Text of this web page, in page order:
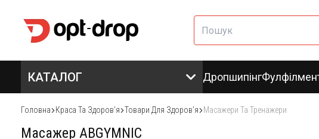
КАТАЛОГ Дропшипінг
Головна Краса Та Здоровʼя Товари Для Здоровʼя Масажери Та Тренажери
Масажер ABGYMNIC